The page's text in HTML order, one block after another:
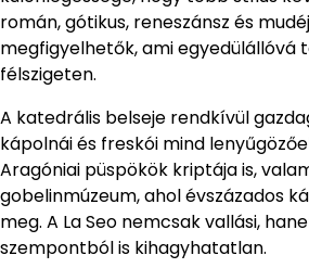
román, gótikus, reneszánsz és
megfigyelhetők, ami egyedülállóvá
félszigeten.
A katedrális belseje rendkívül
kápolnái és freskói mind
Aragóniai püspökök kriptája is,
gobelinmúzeum, ahol évszázados
meg. A La Seo nemcsak vallási,
szempontból is kihagyhatatlan.